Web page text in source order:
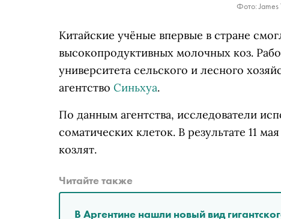
Фото:
Китайские учёные впервые в стране
высокопродуктивных молочных коз.
университета сельского и лесного
агентство Синьхуа.
По данным агентства, исследователи
соматических клеток. В результате 11
козлят.
Читайте также
В Аргентине нашли новый вид